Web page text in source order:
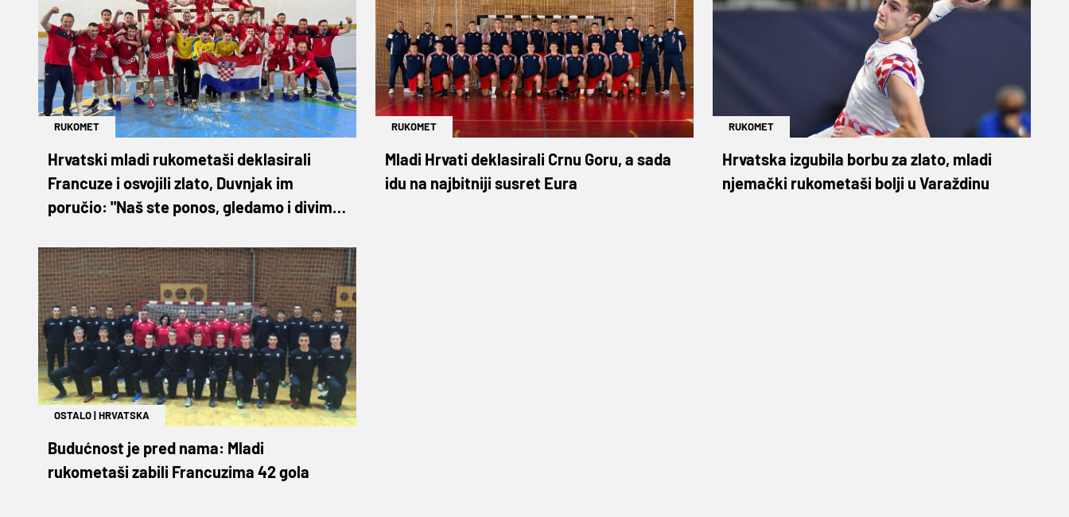
RUKOMET
Hrvatski mladi rukometaši deklasirali
Francuze i osvojili zlato, Duvnjak im
poručio: "Naš ste ponos, gledamo i divimo
RUKOMET
Mladi Hrvati deklasirali Crnu Goru, a sada
idu na najbitniji susret Eura
RUKOMET
Hrvatska izgubila borbu za zlato, mladi
njemački rukometaši bolji u Varaždinu
OSTALO|HRVATSKA
Budućnost je pred nama: Mladi
rukometaši zabili Francuzima 42 gola